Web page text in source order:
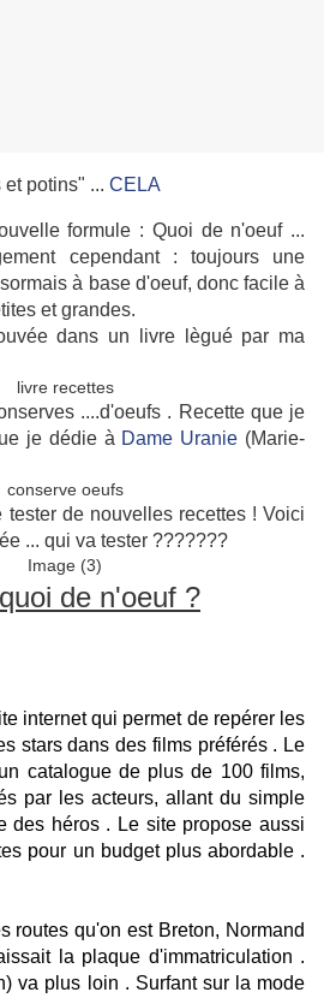
potins" ... CELA
formule : Quoi de n'oeuf ...
cependant : toujours une
à base d'oeuf, donc facile à
et grandes.
dans un livre lègué par ma
....d'oeufs . Recette que je
je dédie à Dame Uranie (Marie-
tester de nouvelles recettes ! Voici
... qui va tester ???????
de n'oeuf ?
internet qui permet de repérer les
stars dans des films préférés . Le
catalogue de plus de 100 films,
par les acteurs, allant du simple
des héros . Le site propose aussi
pour un budget plus abordable .
routes qu'on est Breton, Normand
la plaque d'immatriculation .
va plus loin . Surfant sur la mode